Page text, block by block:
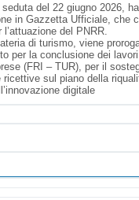
del 22 giugno 2026,
in Gazzetta Ufficiale, che
del PNRR.
di turismo, viene
per la conclusione dei
(FRI – TUR), per il
sul piano della
digitale